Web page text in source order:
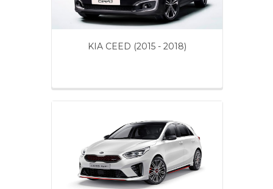
KIA CEED (2015 - 2018)